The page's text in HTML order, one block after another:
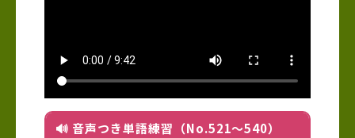
🔊 音声つき単語練習（No.521〜540）